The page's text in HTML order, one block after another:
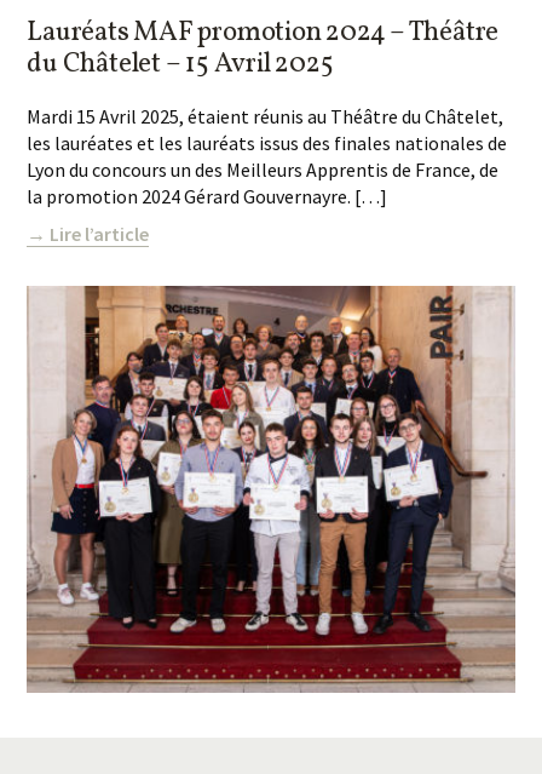
Lauréats MAF promotion 2024 – Théâtre
du Châtelet – 15 Avril 2025
Mardi 15 Avril 2025, étaient réunis au Théâtre du Châtelet,
les lauréates et les lauréats issus des finales nationales de
Lyon du concours un des Meilleurs Apprentis de France, de
la promotion 2024 Gérard Gouvernayre. […]
→ Lire l’article